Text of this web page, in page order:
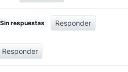
Sin respuestas Responder
Responder